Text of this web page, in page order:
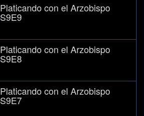
Platicando con el Arzobispo
S9E9
Platicando con el Arzobispo
S9E8
Platicando con el Arzobispo
S9E7